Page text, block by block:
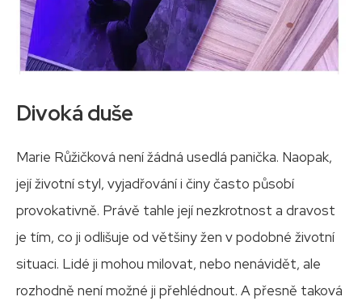
Divoká duše
Marie Růžičková není žádná usedlá panička. Naopak,
její životní styl, vyjadřování i činy často působí
provokativně. Právě tahle její nezkrotnost a dravost
je tím, co ji odlišuje od většiny žen v podobné životní
situaci. Lidé ji mohou milovat, nebo nenávidět, ale
rozhodně není možné ji přehlédnout. A přesně taková